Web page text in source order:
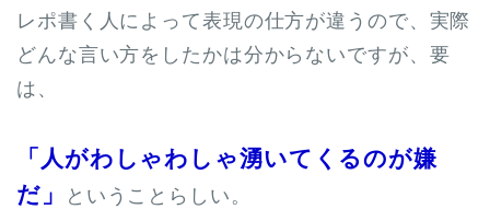
レポ書く人によって表現の仕方が違うので、実際
どんな言い方をしたかは分からないですが、要
は、
「人がわしゃわしゃ湧いてくるのが嫌
だ」
ということらしい。